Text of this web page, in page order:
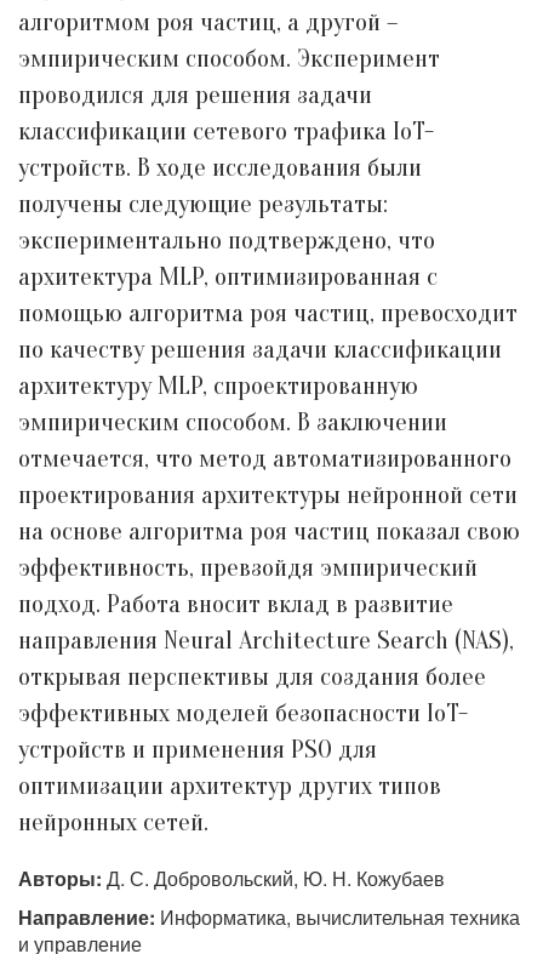
алгоритмом роя частиц, а другой –
эмпирическим способом. Эксперимент
проводился для решения задачи
классификации сетевого трафика IoT-
устройств. В ходе исследования были
получены следующие результаты:
экспериментально подтверждено, что
архитектура MLP, оптимизированная с
помощью алгоритма роя частиц, превосходит
по качеству решения задачи классификации
архитектуру MLP, спроектированную
эмпирическим способом. В заключении
отмечается, что метод автоматизированного
проектирования архитектуры нейронной сети
на основе алгоритма роя частиц показал свою
эффективность, превзойдя эмпирический
подход. Работа вносит вклад в развитие
направления Neural Architecture Search (NAS),
открывая перспективы для создания более
эффективных моделей безопасности IoT-
устройств и применения PSO для
оптимизации архитектур других типов
нейронных сетей.
Авторы: Д. С. Добровольский, Ю. Н. Кожубаев
Направление: Информатика, вычислительная техника
и управление